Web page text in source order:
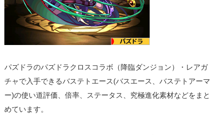
パズドラのパズドラクロスコラボ（降臨ダンジョン）・レアガ
チャで入手できるバステトエース(バスエース、バステトアーマ
ー)の使い道評価、倍率、ステータス、究極進化素材などをまと
めています。